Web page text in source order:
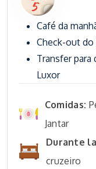
Café da
Check-out do
Transfer para
Luxor
Comidas:
Jantar
Durante
cruzeiro